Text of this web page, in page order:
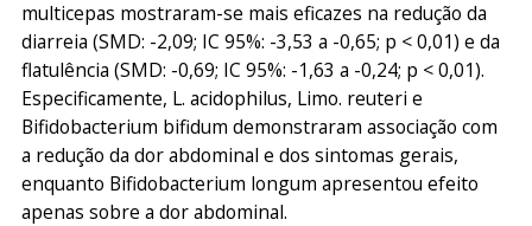
multicepas mostraram-se mais eficazes na redução da
diarreia (SMD: -2,09; IC 95%: -3,53 a -0,65; p < 0,01) e da
flatulência (SMD: -0,69; IC 95%: -1,63 a -0,24; p < 0,01).
Especificamente, L. acidophilus, Limo. reuteri e
Bifidobacterium bifidum demonstraram associação com
a redução da dor abdominal e dos sintomas gerais,
enquanto Bifidobacterium longum apresentou efeito
apenas sobre a dor abdominal.